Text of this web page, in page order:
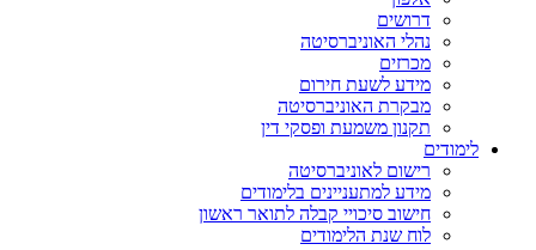
דרושים
נהלי האוניברסיטה
מכרזים
מידע לשעת חירום
מבקרת האוניברסיטה
תקנון משמעת ופסקי דין
לימודים
רישום לאוניברסיטה
מידע למתעניינים בלימודים
חישוב סיכויי קבלה לתואר ראשון
לוח שנת הלימודים